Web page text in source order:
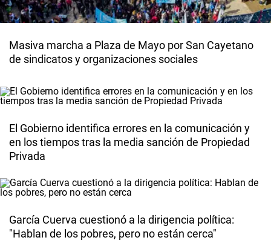
Masiva marcha a Plaza de Mayo por San Cayetano
de sindicatos y organizaciones sociales
El Gobierno identifica errores en la comunicación y
en los tiempos tras la media sanción de Propiedad
Privada
García Cuerva cuestionó a la dirigencia política:
"Hablan de los pobres, pero no están cerca"